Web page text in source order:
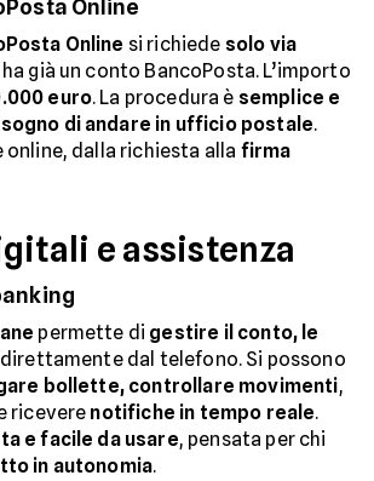
Online
Online si richiede solo via
già un conto BancoPosta. L’importo
euro. La procedura è semplice e
di andare in ufficio postale.
dalla richiesta alla firma
e assistenza
permette di gestire il conto, le
dal telefono. Si possono
bollette, controllare movimenti,
ricevere notifiche in tempo reale.
e facile da usare, pensata per chi
in autonomia.